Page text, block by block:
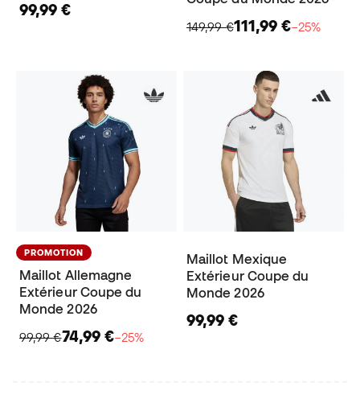
99,99 €
149,99 €111,99 €−25%
PROMOTION
Maillot Allemagne
Extérieur Coupe du
Monde 2026
99,99 €74,99 €−25%
Maillot Mexique
Extérieur Coupe du
Monde 2026
99,99 €